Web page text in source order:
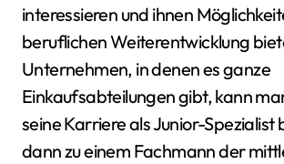
interessieren und ihnen
beruflichen Weiterentwicklung
Unternehmen, in denen es ganze
Einkaufsabteilungen gibt, kann
seine Karriere als Junior-Spezialist
dann zu einem Fachmann der